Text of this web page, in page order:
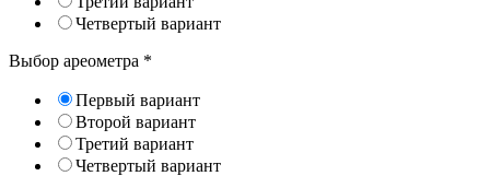
Четвертый вариант
Выбор ареометра *
Первый вариант
Второй вариант
Третий вариант
Четвертый вариант